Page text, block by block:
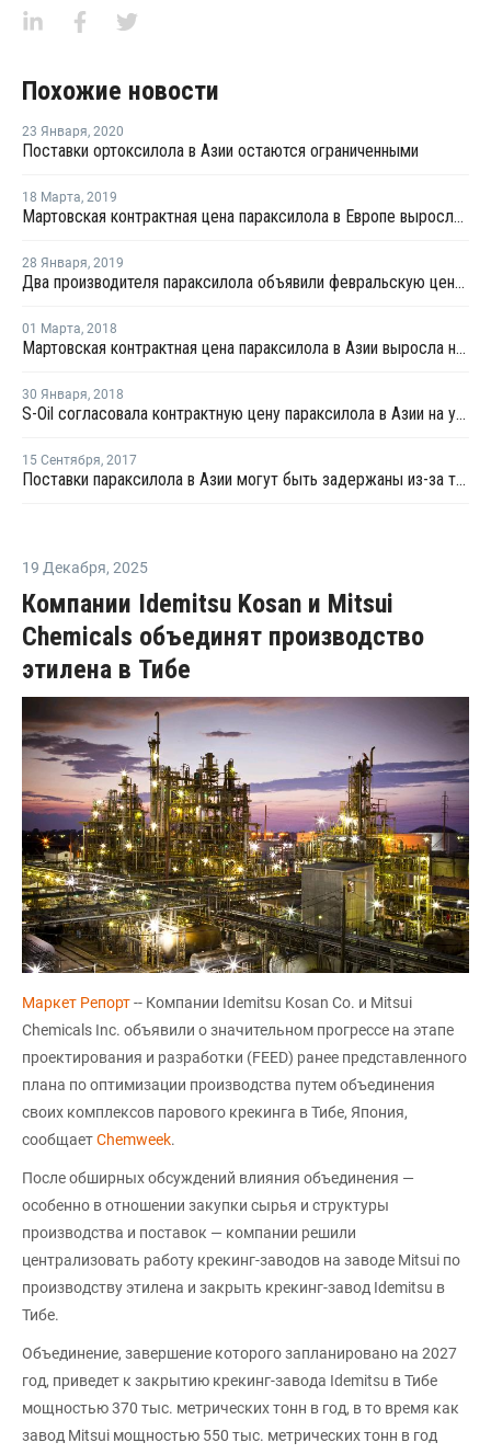
Похожие новости
23 Января, 2020
Поставки ортоксилола в Азии остаются ограниченными
18 Марта, 2019
Мартовская контрактная цена параксилола в Европе выросла на EUR35 за тонну
28 Января, 2019
Два производителя параксилола объявили февральскую цену в диапазоне USD1150-1180 за тонну
01 Марта, 2018
Мартовская контрактная цена параксилола в Азии выросла на USD5 за тонну
30 Января, 2018
S-Oil согласовала контрактную цену параксилола в Азии на уровне USD1 020 за тонну
15 Сентября, 2017
Поставки параксилола в Азии могут быть задержаны из-за тайфуна "Талим"
19 Декабря, 2025
Компании Idemitsu Kosan и Mitsui
Chemicals объединят производство
этилена в Тибе
Маркет Репорт-- Компании Idemitsu Kosan Co. и Mitsui
Chemicals Inc. объявили о значительном прогрессе на этапе
проектирования и разработки (FEED) ранее представленного
плана по оптимизации производства путем объединения
своих комплексов парового крекинга в Тибе, Япония,
сообщаетСhemweek.
После обширных обсуждений влияния объединения —
особенно в отношении закупки сырья и структуры
производства и поставок — компании решили
централизовать работу крекинг-заводов на заводе Mitsui по
производству этилена и закрыть крекинг-завод Idemitsu в
Тибе.
Объединение, завершение которого запланировано на 2027
год, приведет к закрытию крекинг-завода Idemitsu в Тибе
мощностью 370 тыс. метрических тонн в год, в то время как
завод Mitsui мощностью 550 тыс. метрических тонн в год